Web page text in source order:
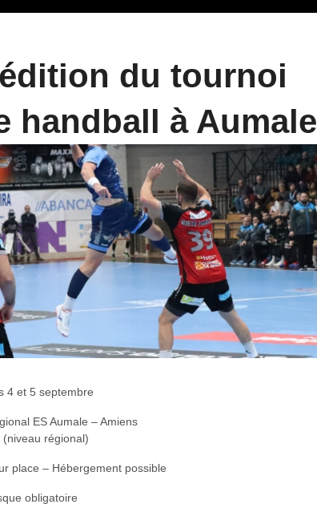
du tournoi
handball à Aumale
4 et 5 septembre
ES Aumale – Amiens
régional)
place – Hébergement possible
obligatoire